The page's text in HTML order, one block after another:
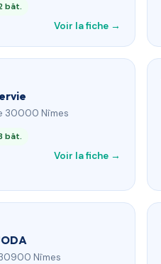
bât.
Voir la fiche →
30000 Nîmes
bât.
Voir la fiche →
Nîmes